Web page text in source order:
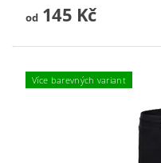
od145 Kč
Více barevných variant